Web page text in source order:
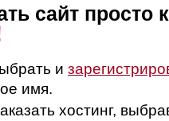
сайт просто
и
имя.
хостинг,